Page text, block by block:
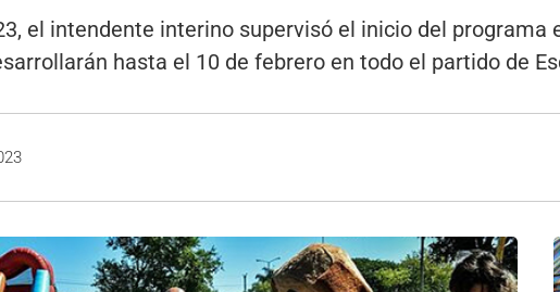
el intendente interino supervisó el inicio del programa
hasta el 10 de febrero en todo el partido de